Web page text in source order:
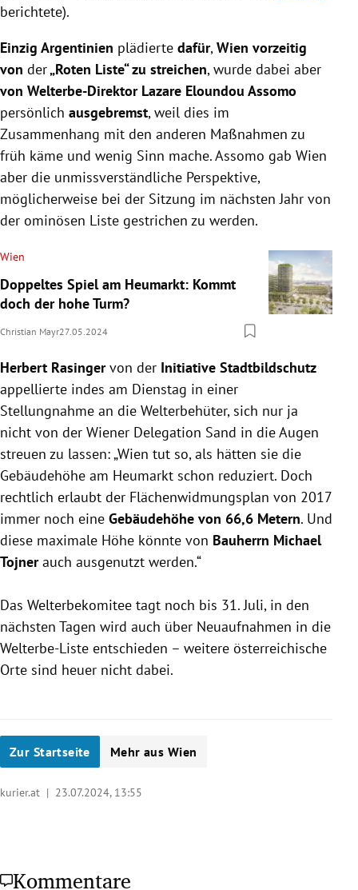
berichtete).
Einzig Argentinien plädierte dafür,Wien vorzeitig
von der„Roten Liste“ zu streichen, wurde dabei aber
von Welterbe-Direktor Lazare Eloundou Assomo
persönlich ausgebremst, weil dies im
Zusammenhang mit den anderen Maßnahmen zu
früh käme und wenig Sinn mache. Assomo gab Wien
aber die unmissverständliche Perspektive,
möglicherweise bei der Sitzung im nächsten Jahr von
der ominösen Liste gestrichen zu werden.
Wien
Doppeltes Spiel am Heumarkt: Kommt
doch der hohe Turm?
Christian Mayr27.05.2024
Herbert Rasingervon der Initiative Stadtbildschutz
appellierte indes am Dienstag in einer
Stellungnahme an die Welterbehüter, sich nur ja
nicht von der Wiener Delegation Sand in die Augen
streuen zu lassen: „Wien tut so, als hätten sie die
Gebäudehöhe am Heumarkt schon reduziert. Doch
rechtlich erlaubt der Flächenwidmungsplan von 2017
immer noch eine Gebäudehöhe von 66,6 Metern. Und
diese maximale Höhe könnte von Bauherrn Michael
Tojnerauch ausgenutzt werden.“
Das Welterbekomitee tagt noch bis 31. Juli, in den
nächsten Tagen wird auch über Neuaufnahmen in die
Welterbe-Liste entschieden – weitere österreichische
Orte sind heuer nicht dabei.
Zur Startseite Mehr aus Wien
kurier.at | 23.07.2024, 13:55
Kommentare